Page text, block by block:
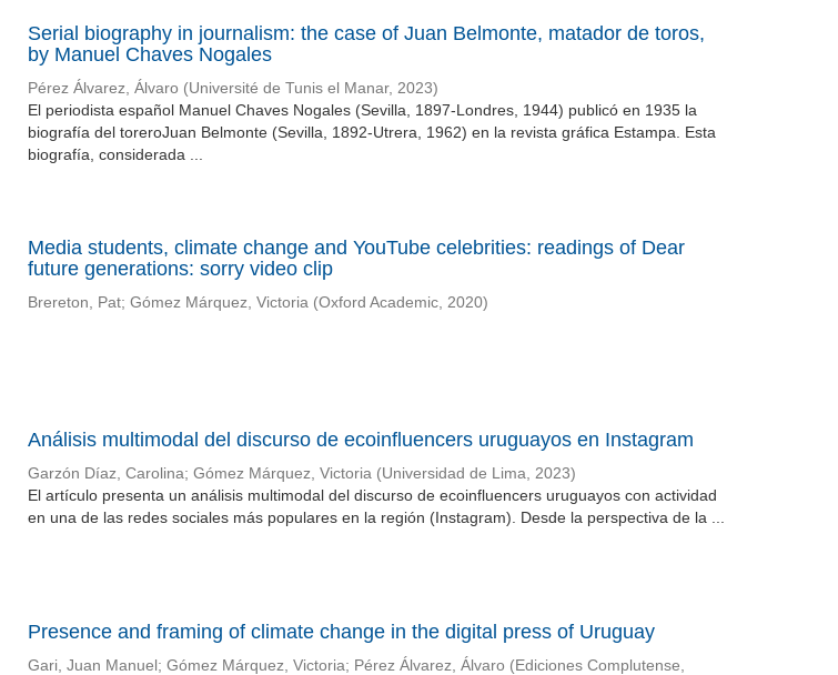
Serial biography in journalism: the case of Juan Belmonte, matador de toros,
by Manuel Chaves Nogales
Pérez Álvarez, Álvaro (Université de Tunis el Manar, 2023)
El periodista español Manuel Chaves Nogales (Sevilla, 1897-Londres, 1944) publicó en 1935 la
biografía del toreroJuan Belmonte (Sevilla, 1892-Utrera, 1962) en la revista gráfica Estampa. Esta
biografía, considerada ...
Media students, climate change and YouTube celebrities: readings of Dear
future generations: sorry video clip
Brereton, Pat; Gómez Márquez, Victoria (Oxford Academic, 2020)
Análisis multimodal del discurso de ecoinfluencers uruguayos en Instagram
Garzón Díaz, Carolina; Gómez Márquez, Victoria (Universidad de Lima, 2023)
El artículo presenta un análisis multimodal del discurso de ecoinfluencers uruguayos con actividad
en una de las redes sociales más populares en la región (Instagram). Desde la perspectiva de la ...
Presence and framing of climate change in the digital press of Uruguay
Gari, Juan Manuel ; Gómez Márquez, Victoria; Pérez Álvarez, Álvaro (Ediciones Complutense,